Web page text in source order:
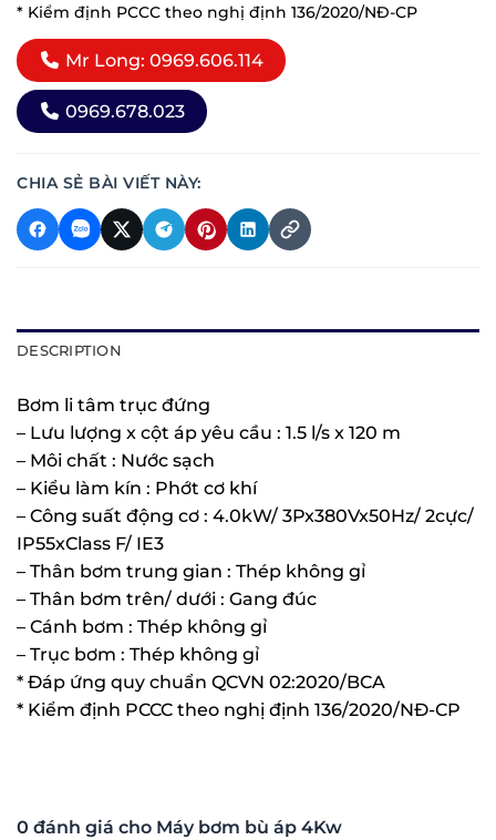
* Kiểm định PCCC theo nghị định 136/2020/NĐ-CP
Mr Long: 0969.606.114
0969.678.023
CHIA SẺ BÀI VIẾT NÀY:
DESCRIPTION
Bơm li tâm trục đứng
– Lưu lượng x cột áp yêu cầu : 1.5 l/s x 120 m
– Môi chất : Nước sạch
– Kiểu làm kín : Phớt cơ khí
– Công suất động cơ : 4.0kW/ 3Px380Vx50Hz/ 2cực/
IP55xClass F/ IE3
– Thân bơm trung gian : Thép không gỉ
– Thân bơm trên/ dưới : Gang đúc
– Cánh bơm : Thép không gỉ
– Trục bơm : Thép không gỉ
* Đáp ứng quy chuẩn QCVN 02:2020/BCA
* Kiểm định PCCC theo nghị định 136/2020/NĐ-CP
0 đánh giá cho Máy bơm bù áp 4Kw